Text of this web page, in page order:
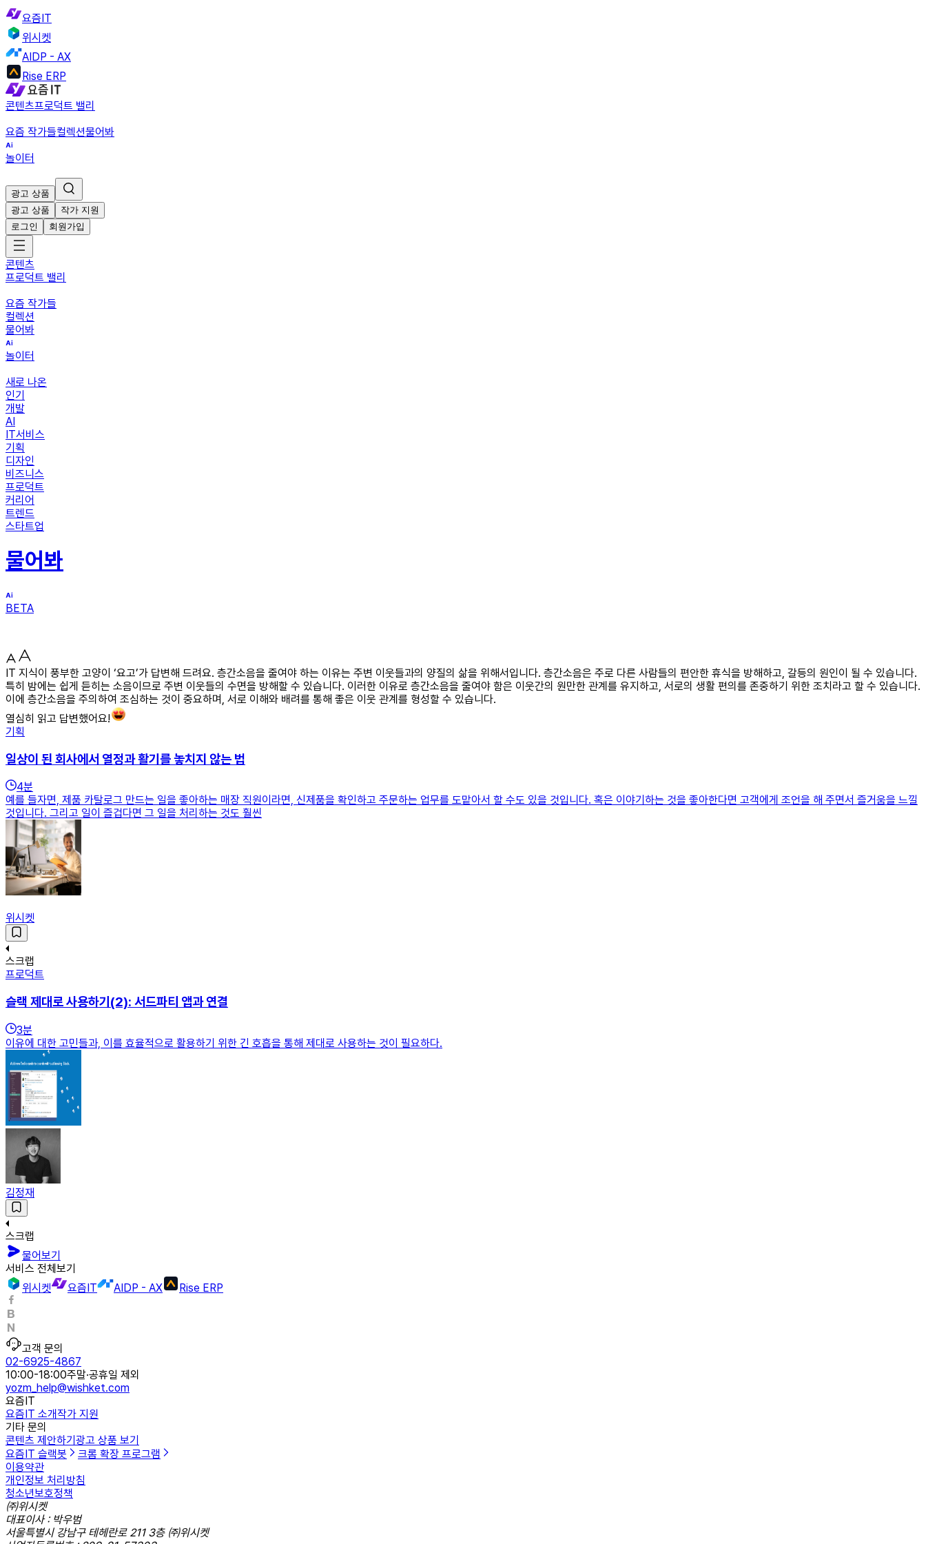
요즘IT
위시켓
AIDP - AX
Rise ERP
콘텐츠프로덕트 밸리
요즘 작가들컬렉션물어봐
놀이터
광고 상품
광고 상품
작가 지원
로그인
회원가입
콘텐츠
프로덕트 밸리
요즘 작가들
컬렉션
물어봐
놀이터
새로 나온
인기
개발
AI
IT서비스
기획
디자인
비즈니스
프로덕트
커리어
트렌드
스타트업
물어봐
BETA
IT 지식이 풍부한 고양이 ‘요고’가 답변해 드려요. 층간소음을 줄여야 하는 이유는 주변 이웃들과의 양질의 삶을 위해서입니다. 층간소음은 주로 다른 사람들의 편안한 휴식을 방해하고, 갈등의 원인이 될 수 있습니다.
특히 밤에는 쉽게 듣히는 소음이므로 주변 이웃들의 수면을 방해할 수 있습니다. 이러한 이유로 층간소음을 줄여야 함은 이웃간의 원만한 관계를 유지하고, 서로의 생활 편의를 존중하기 위한 조치라고 할 수 있습니다.
이에 층간소음을 주의하여 조심하는 것이 중요하며, 서로 이해와 배려를 통해 좋은 이웃 관계를 형성할 수 있습니다.
열심히 읽고 답변했어요!
기획
일상이 된 회사에서 열정과 활기를 놓치지 않는 법
4분
예를 들자면, 제품 카탈로그 만드는 일을 좋아하는 매장 직원이라면, 신제품을 확인하고 주문하는 업무를 도맡아서 할 수도 있을 것입니다. 혹은 이야기하는 것을 좋아한다면 고객에게 조언을 해 주면서 즐거움을 느낄
것입니다. 그리고 일이 즐겁다면 그 일을 처리하는 것도 훨씬
위시켓
스크랩
프로덕트
슬랙 제대로 사용하기(2): 서드파티 앱과 연결
3분
이유에 대한 고민들과, 이를 효율적으로 활용하기 위한 긴 호흡을 통해 제대로 사용하는 것이 필요하다.
김정재
스크랩
물어보기
서비스 전체보기
위시켓
요즘IT AIDP - AX Rise ERP
고객 문의
02-6925-4867
10:00-18:00주말·공휴일 제외
yozm_help@wishket.com
요즘IT
요즘IT 소개작가 지원
기타 문의
콘텐츠 제안하기광고 상품 보기
요즘IT 슬랙봇
크롬 확장 프로그램
이용약관
개인정보 처리방침
청소년보호정책
㈜위시켓
대표이사 : 박우범
서울특별시 강남구 테헤란로 211 3층 ㈜위시켓